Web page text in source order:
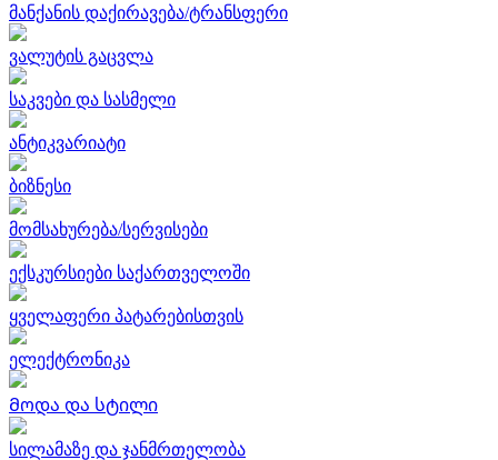
მანქანის დაქირავება/ტრანსფერი
ვალუტის გაცვლა
საკვები და სასმელი
ანტიკვარიატი
ბიზნესი
მომსახურება/სერვისები
ექსკურსიები საქართველოში
ყველაფერი პატარებისთვის
ელექტრონიკა
Მოდა და სტილი
სილამაზე და ჯანმრთელობა